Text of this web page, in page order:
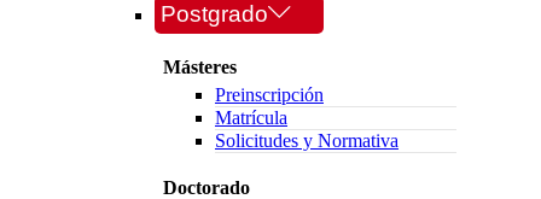
Postgrado
Másteres
Preinscripción
Matrícula
Solicitudes y Normativa
Doctorado